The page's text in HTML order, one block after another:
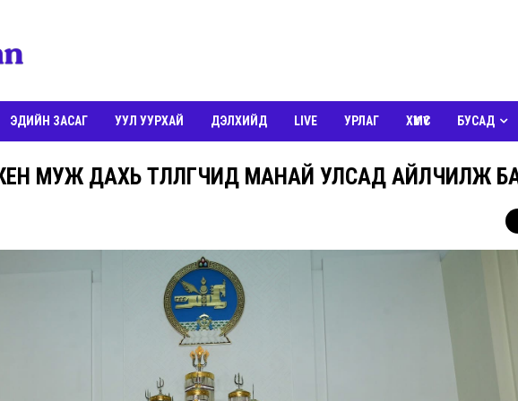
ЭДИЙН ЗАСАГ УУЛ УУРХАЙ ДЭЛХИЙД LIVE УРЛАГ ХҮМҮҮС БУСАД
МУЖ ДАХЬ ТӨЛӨӨЛӨГЧИД МАНАЙ УЛСАД АЙЛЧИЛЖ